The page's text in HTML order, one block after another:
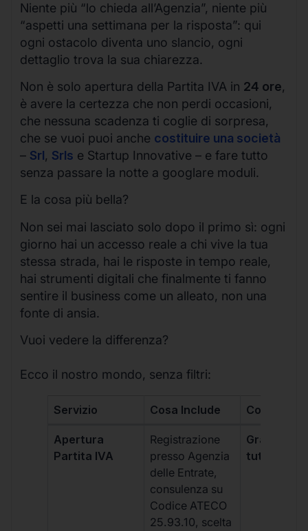
Niente più “lo chieda all’Agenzia”, niente più
“aspetti una settimana per la risposta”: qui
ogni ostacolo diventa uno slancio, ogni
dettaglio trova la sua chiarezza.
Non è solo apertura della Partita IVA in 24 ore,
è avere la certezza che non perdi occasioni,
che nessuna scadenza ti coglie di sorpresa,
che se vuoi puoi anche costituire una società
– Srl, Srls e Startup Innovative – e fare tutto
senza passare la notte a googlare moduli.
E la cosa più bella?
Non sei mai lasciato solo dopo il primo sì: ogni
giorno hai un accesso reale a chi vive la tua
stessa strada, hai le risposte in tempo reale,
hai strumenti digitali che finalmente ti fanno
sentire il business come un alleato, non una
fonte di ansia.
Vuoi vedere la differenza?
Ecco il nostro mondo, senza filtri:
Servizio Cosa Include Costo
Apertura
Partita IVA
Registrazione
presso Agenzia
delle Entrate,
consulenza su
Codice ATECO
25.93.10, scelta
Gratis,
tutti i piani